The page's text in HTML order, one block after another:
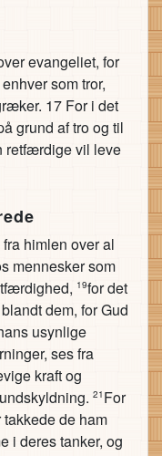
evangeliet, for
som tror,
17 For i det
grund af tro og til
retfærdige vil leve
himlen over al
mennesker som
19for det
dem, for Gud
usynlige
ses fra
kraft og
21 For
de ham
i deres tanker, og